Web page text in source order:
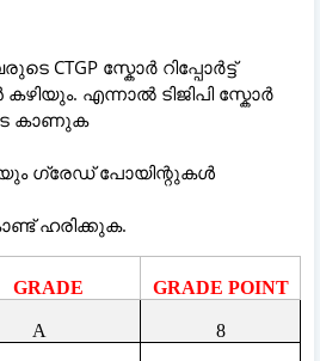
CTGP സ്കോർ റിപ്പോർട്ട്
എന്നാൽ ടി‌ജി‌പി സ്കോർ
കാണുക
ഗ്രേഡ് പോയിന്റുകൾ
ഹരിക്കുക.
GRADE GRADE POINT
A 8